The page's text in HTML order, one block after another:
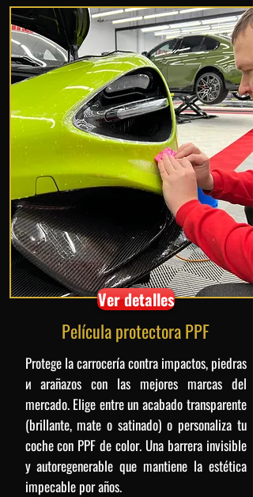
Ver detalles
Película protectora PPF
Protege la carrocería contra impactos, piedras
и arañazos con las mejores marcas del
mercado. Elige entre un acabado transparente
(brillante, mate o satinado) o personaliza tu
coche con PPF de color. Una barrera invisible
y autoregenerable que mantiene la estética
impecable por años.